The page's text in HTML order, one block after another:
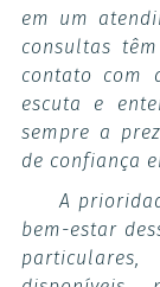
em um
consultas
contato com
escuta e
sempre a
de confiança
A
bem-estar